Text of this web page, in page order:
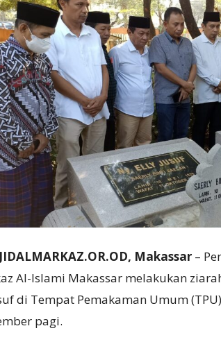
Makassar –
Al-Islami Makassar melakukan
di Tempat Pemakaman Umum
pagi.